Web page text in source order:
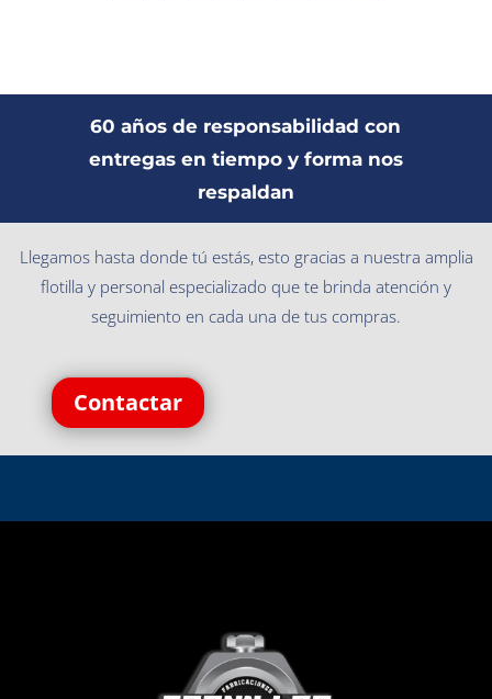
60 años de responsabilidad con
entregas en tiempo y forma nos
respaldan
Llegamos hasta donde tú estás, esto gracias a nuestra amplia
flotilla y personal especializado que te brinda atención y
seguimiento en cada una de tus compras.
Contactar